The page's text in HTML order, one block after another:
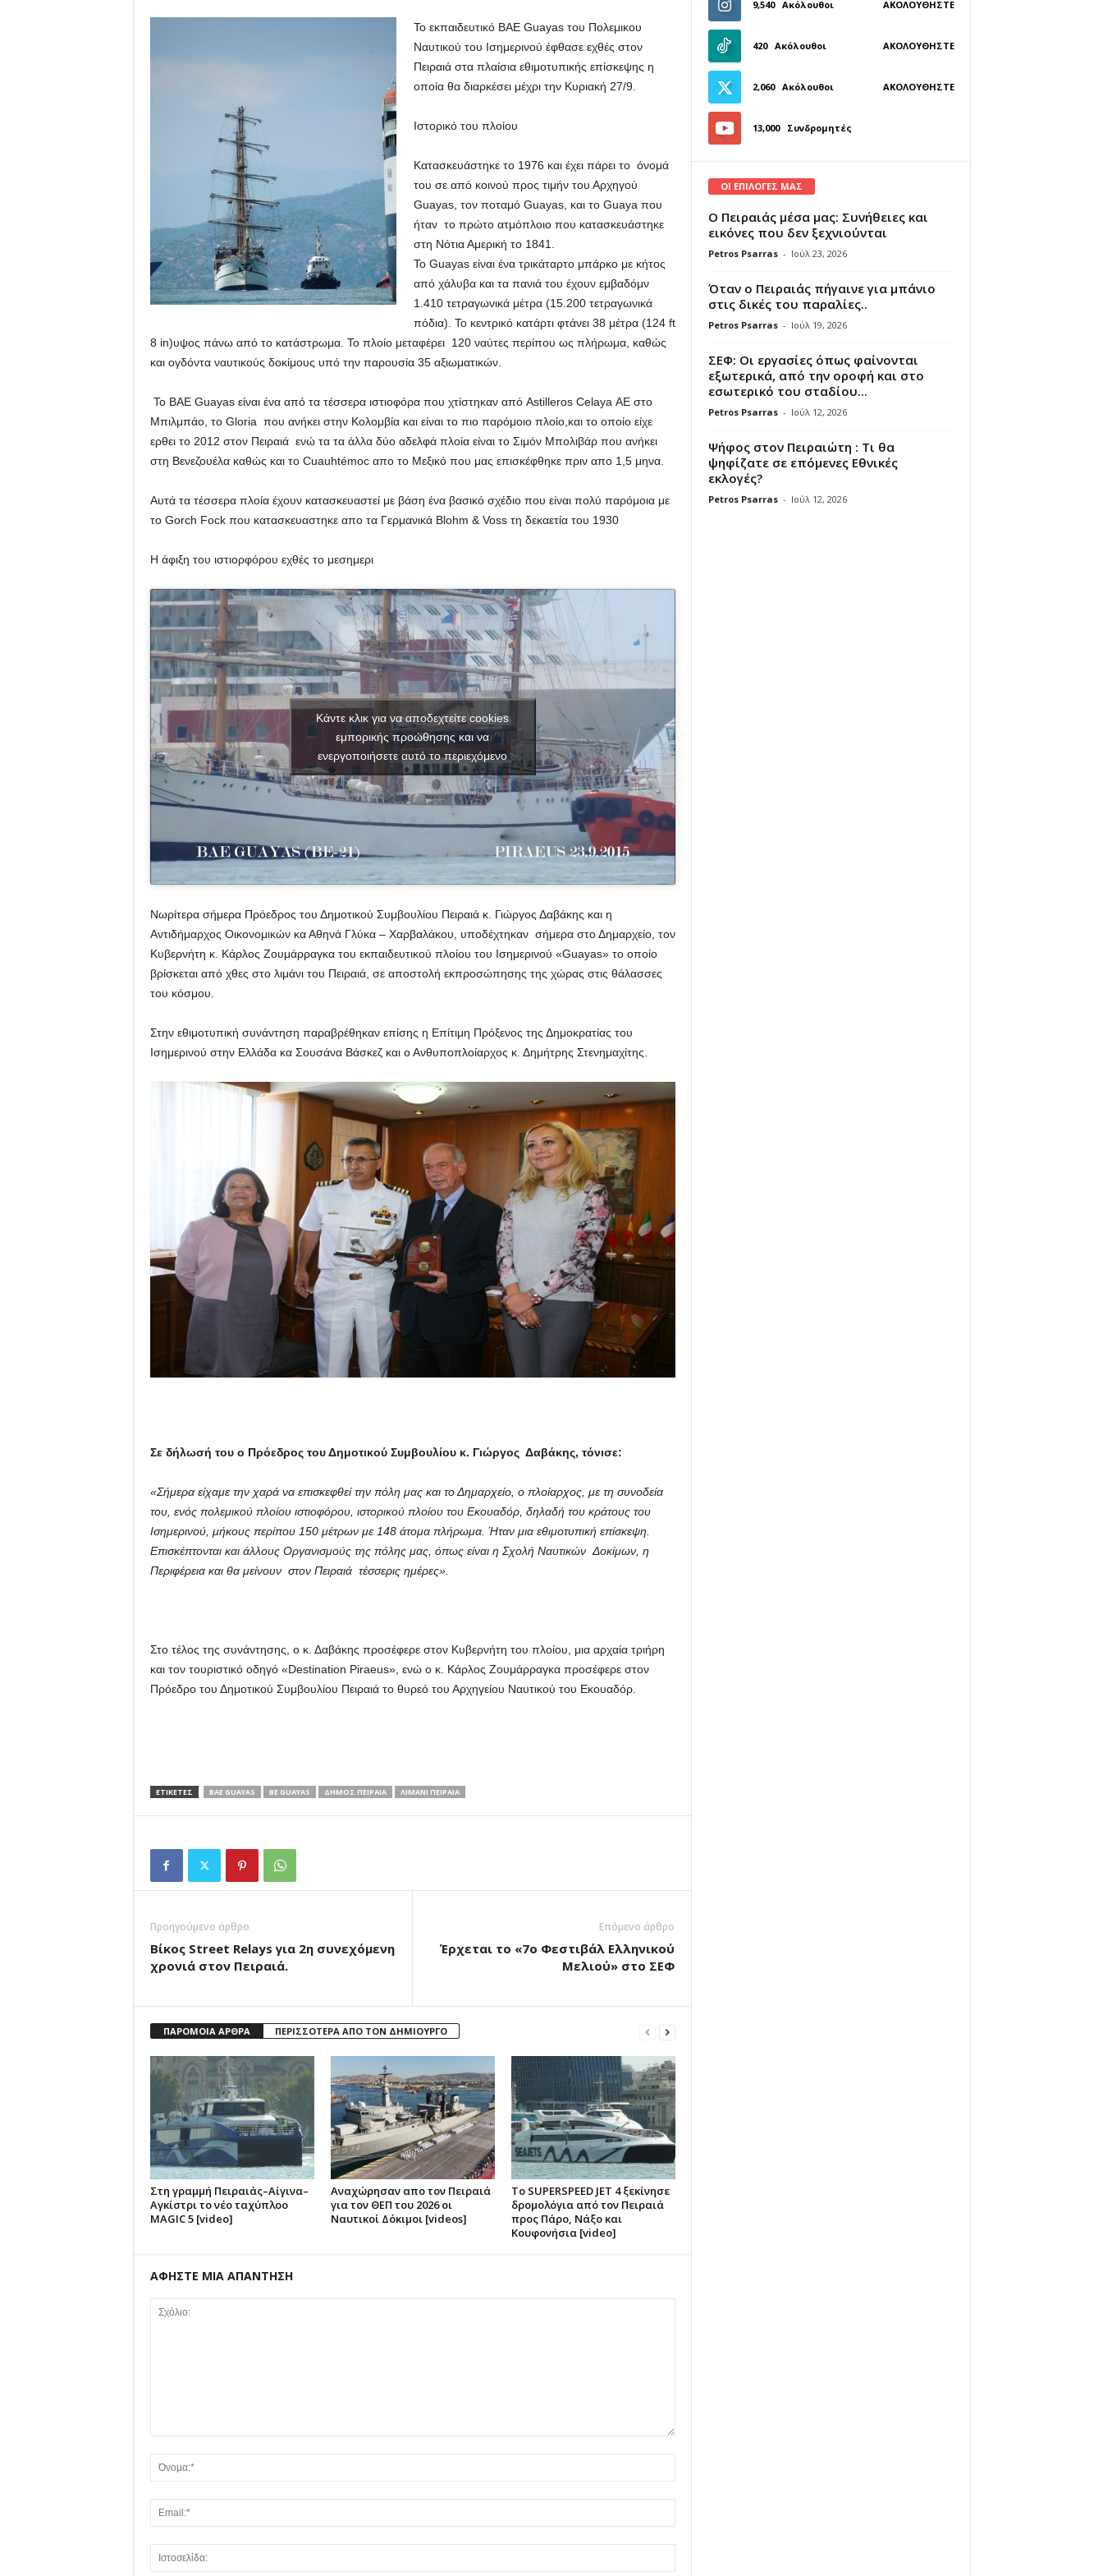
Το εκπαιδευτικό ΒΑΕ Guayas του Πολεμικου
Ναυτικού του Ισημερινού έφθασε εχθές στον
Πειραιά στα πλαίσια εθιμοτυπικής επίσκεψης η
οποία θα διαρκέσει μέχρι την Κυριακή 27/9.
Ιστορικό του πλοίου
Κατασκευάστηκε το 1976 και έχει πάρει το όνομά
του σε από κοινού προς τιμήν του Αρχηγού
Guayas, τον ποταμό Guayas, καιτο Guaya που
ήταν το πρώτο ατμόπλοιο που κατασκευάστηκε
στη Νότια Αμερική το 1841.
Το Guayas είναι ένα τρικάταρτο μπάρκο με κήτος
από χάλυβα και τα πανιά του έχουν εμβαδόμν
1.410 τετραγωνικά μέτρα (15.200 τετραγωνικά
πόδια). Το κεντρικό κατάρτι φτάνει 38 μέτρα (124 ft
8 in)υψος πάνω από το κατάστρωμα. Το πλοίο μεταφέρει 120 ναύτες περίπου ως πλήρωμα, καθώς
και ογδόντα ναυτικούς δοκίμους υπό την παρουσία 35 αξιωματικών.
Το ΒΑΕ Guayas είναι ένα από τα τέσσερα ιστιοφόρα που χτίστηκαν από Astilleros Celaya ΑΕ στο
Μπιλμπάο, το Gloria που ανήκει στην Κολομβία και είναι το πιο παρόμοιο πλοίο,και το οποίο είχε
ερθει το 2012 στον Πειραιάενώ τα τα άλλα δύο αδελφά πλοία είναι το Σιμόν Μπολιβάρ που ανήκει
στη Βενεζουέλα καθώς και το Cuauhtémoc απο το Μεξικό που μας επισκέφθηκε πριν απο 1,5 μηνα.
Αυτά τα τέσσερα πλοία έχουν κατασκευαστεί με βάση ένα βασικό σχέδιο που είναι πολύ παρόμοια με
το Gorch Fock που κατασκευαστηκε απο τα Γερμανικά Blohm & Vossτη δεκαετία του 1930
Η άφιξη του ιστιορφόρου εχθές το μεσημερι
Κάντε κλικ για να αποδεχτείτε cookies
εμπορικής προώθησης και να
ενεργοποιήσετε αυτό το περιεχόμενο
Νωρίτερα σήμερα Πρόεδρος του Δημοτικού Συμβουλίου Πειραιά κ. Γιώργος Δαβάκης και η
Αντιδήμαρχος Οικονομικών κα Αθηνά Γλύκα – Χαρβαλάκου, υποδέχτηκαν σήμερα στο Δημαρχείο, τον
Κυβερνήτη κ. Κάρλος Ζουμάρραγκα του εκπαιδευτικού πλοίου του Ισημερινού «Guayas» το οποίο
βρίσκεται από χθες στο λιμάνι του Πειραιά, σε αποστολή εκπροσώπησης της χώρας στις θάλασσες
του κόσμου.
Στην εθιμοτυπική συνάντηση παραβρέθηκαν επίσης η Επίτιμη Πρόξενος της Δημοκρατίας του
Ισημερινού στην Ελλάδα κα Σουσάνα Βάσκεζ και ο Ανθυποπλοίαρχος κ. Δημήτρης Στενημαχίτης.
Σε δήλωσή του ο Πρόεδρος του Δημοτικού Συμβουλίου κ. Γιώργος Δαβάκης, τόνισε:
«Σήμερα είχαμε την χαρά να επισκεφθεί την πόλη μας και το Δημαρχείο, ο πλοίαρχος, με τη συνοδεία
του, ενός πολεμικού πλοίου ιστιοφόρου, ιστορικού πλοίου του Εκουαδόρ, δηλαδή του κράτους του
Ισημερινού, μήκους περίπου 150 μέτρων με 148 άτομα πλήρωμα. Ήταν μια εθιμοτυπική επίσκεψη.
Επισκέπτονται και άλλους Οργανισμούς της πόλης μας, όπως είναι η Σχολή Ναυτικών Δοκίμων, η
Περιφέρεια και θα μείνουν στον Πειραιά τέσσερις ημέρες».
Στο τέλος της συνάντησης, ο κ. Δαβάκης προσέφερε στον Κυβερνήτη του πλοίου, μια αρχαία τριήρη
και τον τουριστικό οδηγό «Destination Piraeus», ενώ ο κ. Κάρλος Ζουμάρραγκα προσέφερε στον
Πρόεδρο του Δημοτικού Συμβουλίου Πειραιά το θυρεό του Αρχηγείου Ναυτικού του Εκουαδόρ.
ΕΤΙΚΕΤΕΣ BAE GUAYAS BE GUAYAS ΔΗΜΟΣ ΠΕΙΡΑΙΑ ΛΙΜΑΝΙ ΠΕΙΡΑΙΑ
Προηγούμενο άρθρο
Βίκος Street Relays για 2η συνεχόμενη
χρονιά στον Πειραιά.
Επόμενο άρθρο
Έρχεται το «7ο Φεστιβάλ Ελληνικού
Μελιού» στο ΣΕΦ
ΠΑΡΟΜΟΙΑ ΑΡΘΡΑ ΠΕΡΙΣΣΟΤΕΡΑ ΑΠΟ ΤΟΝ ΔΗΜΙΟΥΡΓΟ
Στη γραμμή Πειραιάς–Αίγινα–
Αγκίστρι το νέο ταχύπλοο
MAGIC 5 [video]
Αναχώρησαν απο τον Πειραιά
για τον ΘΕΠ του 2026 οι
Ναυτικοί Δόκιμοι [videos]
Το SUPERSPEED JET 4 ξεκίνησε
δρομολόγια από τον Πειραιά
προς Πάρο, Νάξο και
Κουφονήσια [video]
ΑΦΗΣΤΕ ΜΙΑ ΑΠΑΝΤΗΣΗ
9,540 Ακόλουθοι ΑΚΟΛΟΥΘΉΣΤΕ
420 Ακόλουθοι ΑΚΟΛΟΥΘΉΣΤΕ
2,060 Ακόλουθοι ΑΚΟΛΟΥΘΉΣΤΕ
13,000 Συνδρομητές
ΓΊΝΕΤΕ ΣΥΝΔΡΟΜΗΤΉΣ
ΟΙ ΕΠΙΛΟΓΕΣ ΜΑΣ
Ο Πειραιάς μέσα μας: Συνήθειες και
εικόνες που δεν ξεχνιούνται
Petros Psarras - Ιούλ 23, 2026
Όταν ο Πειραιάς πήγαινε για μπάνιο
στις δικές του παραλίες..
Petros Psarras - Ιούλ 19, 2026
ΣΕΦ: Οι εργασίες όπως φαίνονται
εξωτερικά, από την οροφή και στο
εσωτερικό του σταδίου...
Petros Psarras - Ιούλ 12, 2026
Ψήφος στον Πειραιώτη : Τι θα
ψηφίζατε σε επόμενες Εθνικές
εκλογές?
Petros Psarras - Ιούλ 12, 2026